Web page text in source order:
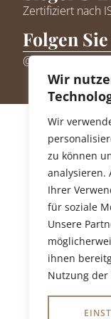
Wir
Wir
zu können
analysieren.
Ihrer
für soziale
Unsere
ihnen
Nutzung der
Zertifiziert nach
Folgen
@ 2026 avo ag –